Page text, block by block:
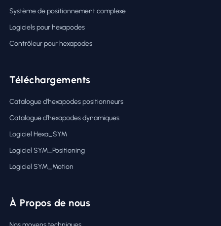
Système de positionnement complexe
Logiciels pour hexapodes
Contrôleur pour hexapodes
Téléchargements
Catalogue d’hexapodes positionneurs
Catalogue d’hexapodes dynamiques
Logiciel Hexa_SYM
Logiciel SYM_Positioning
Logiciel SYM_Motion
À Propos de nous